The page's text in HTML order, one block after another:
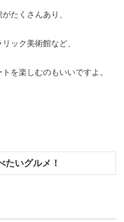
たくさんあり、
ック美術館など、
を楽しむのもいいですよ。
たいグルメ！